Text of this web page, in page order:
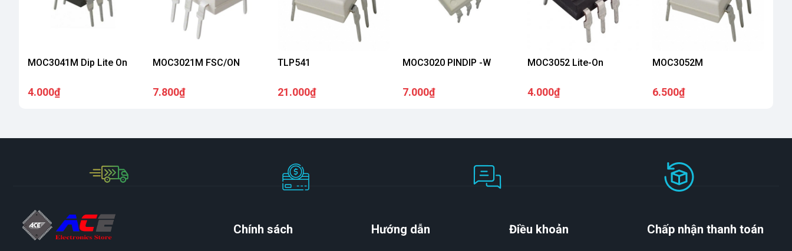
MOC3041M Dip Lite On
4.000₫
MOC3021M FSC/ON
7.800₫
TLP541
21.000₫
MOC3020 PINDIP -W
7.000₫
MOC3052 Lite-On
4.000₫
MOC3052M
6.500₫
Chính sách Hướng dẫn Điều khoản Chấp nhận thanh toán